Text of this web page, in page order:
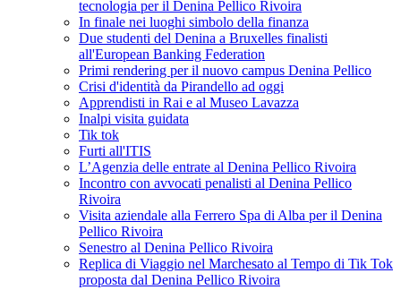
tecnologia per il Denina Pellico Rivoira
In finale nei luoghi simbolo della finanza
Due studenti del Denina a Bruxelles finalisti
all'European Banking Federation
Primi rendering per il nuovo campus Denina Pellico
Crisi d'identità da Pirandello ad oggi
Apprendisti in Rai e al Museo Lavazza
Inalpi visita guidata
Tik tok
Furti all'ITIS
L’Agenzia delle entrate al Denina Pellico Rivoira
Incontro con avvocati penalisti al Denina Pellico
Rivoira
Visita aziendale alla Ferrero Spa di Alba per il Denina
Pellico Rivoira
Senestro al Denina Pellico Rivoira
Replica di Viaggio nel Marchesato al Tempo di Tik Tok
proposta dal Denina Pellico Rivoira